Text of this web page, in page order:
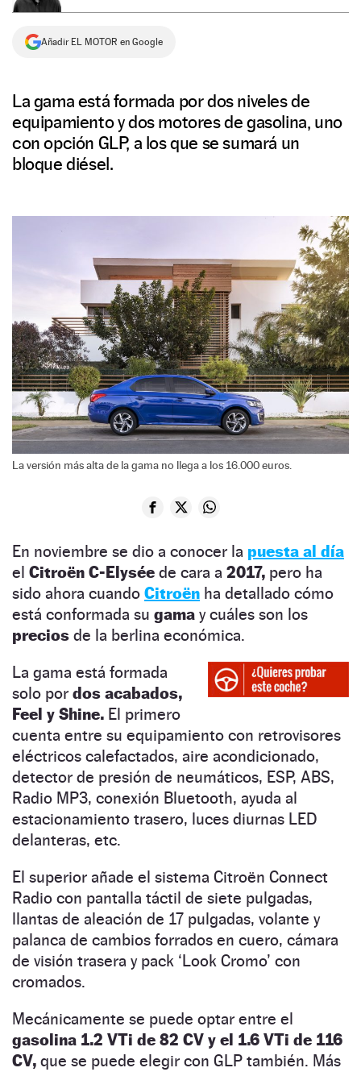
Añadir EL MOTOR en Google
La gama está formada por dos niveles de
equipamiento y dos motores de gasolina, uno
con opción GLP, a los que se sumará un
bloque diésel.
La versión más alta de la gama no llega a los 16.000 euros.
En noviembre se dio a conocer la puesta al día
el Citroën C-Elysée de cara a 2017, pero ha
sido ahora cuando Citroën ha detallado cómo
está conformada su gama y cuáles son los
precios de la berlina económica.
La gama está formada
solo por dos acabados,
Feel y Shine. El primero
cuenta entre su equipamiento con retrovisores
eléctricos calefactados, aire acondicionado,
detector de presión de neumáticos, ESP, ABS,
Radio MP3, conexión Bluetooth, ayuda al
estacionamiento trasero, luces diurnas LED
delanteras, etc.
El superior añade el sistema Citroën Connect
Radio con pantalla táctil de siete pulgadas,
llantas de aleación de 17 pulgadas, volante y
palanca de cambios forrados en cuero, cámara
de visión trasera y pack ‘Look Cromo’ con
cromados.
Mecánicamente se puede optar entre el
gasolina 1.2 VTi de 82 CV y el 1.6 VTi de 116
CV, que se puede elegir con GLP también. Más